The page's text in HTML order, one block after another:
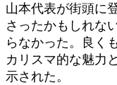
山本代表が街頭に
さったかもしれな
らなかった。良く
カリスマ的な魅力
示された。